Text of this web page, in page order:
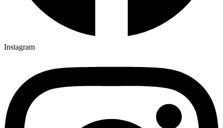
Instagram